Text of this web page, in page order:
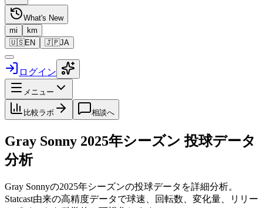
What's New
mi
km
🇺🇸EN 🇯🇵JA
ログイン
メニュー
比較ラボ 相談へ
Gray Sonny 2025年シーズン 投球データ
分析
Gray Sonnyの2025年シーズンの投球データを詳細分析。
Statcast由来の高精度データで球速、回転数、変化量、リリー